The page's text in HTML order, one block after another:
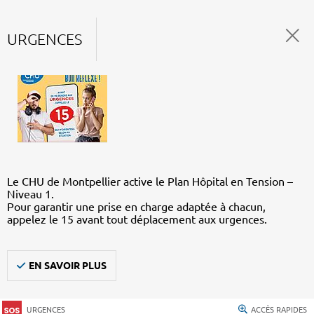
URGENCES
Le CHU de Montpellier active le Plan Hôpital en Tension –
Niveau 1.
Pour garantir une prise en charge adaptée à chacun,
appelez le 15 avant tout déplacement aux urgences.
EN SAVOIR PLUS
URGENCES ACCÈS RAPIDES